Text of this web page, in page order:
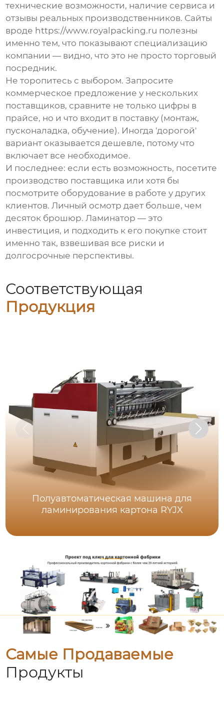
технические возможности, наличие сервиса и
отзывы реальных производственников. Сайты
вроде https://www.royalpacking.ru полезны
именно тем, что показывают специализацию
компании — видно, что это не просто торговый
посредник.
Не торопитесь с выбором. Запросите
коммерческое предложение у нескольких
поставщиков, сравните не только цифры в
прайсе, но и что входит в поставку (монтаж,
пусконаладка, обучение). Иногда 'дорогой'
вариант оказывается дешевле, потому что
включает все необходимое.
И последнее: если есть возможность, посетите
производство поставщика или хотя бы
посмотрите оборудование в работе у других
клиентов. Личный осмотр дает больше, чем
десяток брошюр. Ламинатор — это
инвестиция, и подходить к его покупке стоит
именно так, взвешивая все риски и
долгосрочные перспективы.
Соответствующая
Продукция
Полуавтоматическая машина для
ламинирования картона RYJX
Самые Продаваемые
Продукты